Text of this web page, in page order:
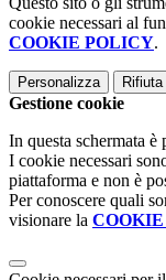
cookie necessari al
COOKIE POLICY.
Personalizza
Gestione cookie
In questa schermata
I cookie necessari
piattaforma e non è
Per conoscere quali
visionare la